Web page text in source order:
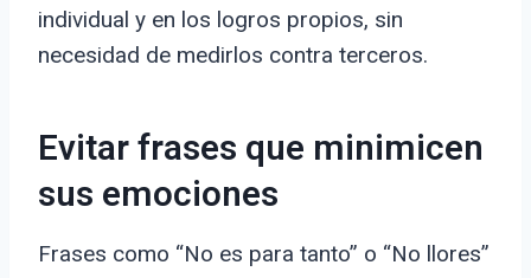
individual y en los logros propios, sin
necesidad de medirlos contra terceros.
Evitar frases que minimicen
sus emociones
Frases como “No es para tanto” o “No llores”